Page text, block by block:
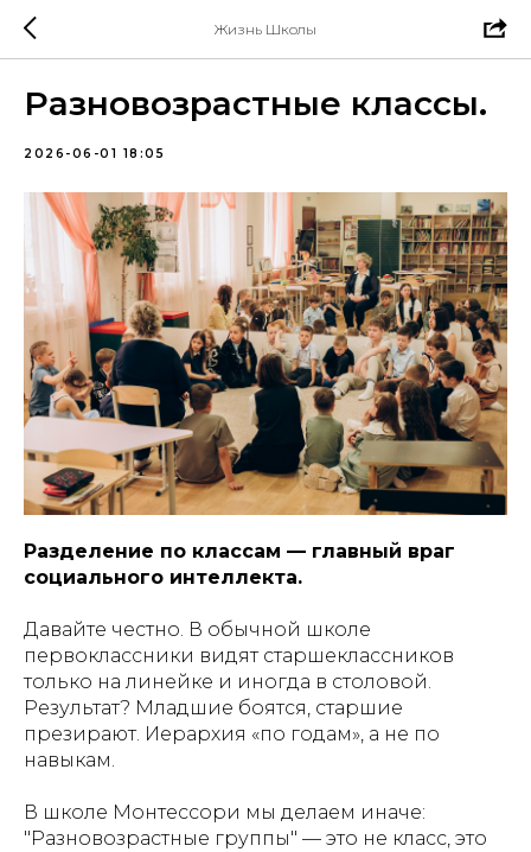
Жизнь Школы
Разновозрастные классы.
2026-06-01 18:05
Разделение по классам — главный враг
социального интеллекта.
Давайте честно. В обычной школе
первоклассники видят старшеклассников
только на линейке и иногда в столовой.
Результат? Младшие боятся, старшие
презирают. Иерархия «по годам», а не по
навыкам.
В школе Монтессори мы делаем иначе:
"Разновозрастные группы" — это не класс, это